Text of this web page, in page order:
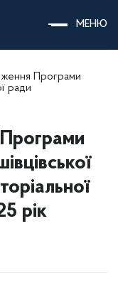
МЕНЮ
Програми
ради
рік